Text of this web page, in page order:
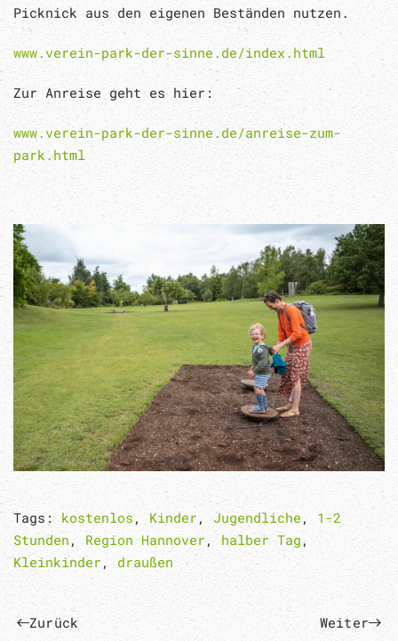
Picknick aus den eigenen Beständen nutzen.
www.verein-park-der-sinne.de/index.html
Zur Anreise geht es hier:
www.verein-park-der-sinne.de/anreise-zum-
park.html
Tags: kostenlos , Kinder , Jugendliche , 1-2
Stunden ,Region Hannover ,halber Tag ,
Kleinkinder , draußen
Zurück Weiter